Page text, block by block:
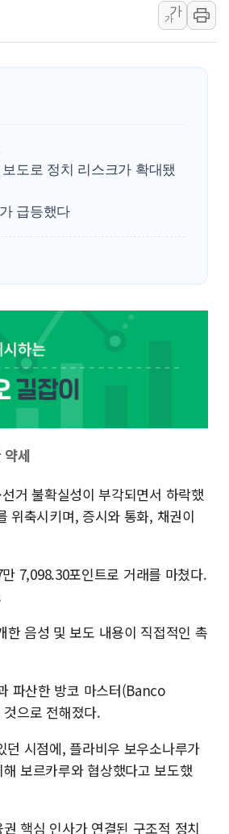
서울 중랑구 주택가서 흉기
李대통령 "결혼 때문에 손
'화합' 꺼낸 김민석에 '뻔뻔'
가
가
도로 정치 리스크가 확대됐
급등했다
약세
거 불확실성이 부각되면서 하락했
위축시키며, 증시와 통화, 채권이
7,098.30포인트로 거래를 마쳤다.
음성 및 보도 내용이 직접적인 촉
파산한 방코 마스터(Banco
으로 전해졌다.
시점에, 플라비우 보우소나루가
보르카루와 협상했다고 보도했
핵심 인사가 연결된 구조적 정치